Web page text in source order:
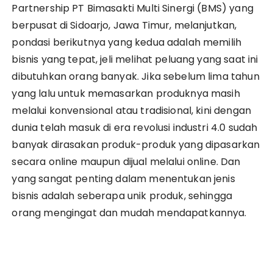
Partnership PT Bimasakti Multi Sinergi (BMS) yang
berpusat di Sidoarjo, Jawa Timur, melanjutkan,
pondasi berikutnya yang kedua adalah memilih
bisnis yang tepat, jeli melihat peluang yang saat ini
dibutuhkan orang banyak. Jika sebelum lima tahun
yang lalu untuk memasarkan produknya masih
melalui konvensional atau tradisional, kini dengan
dunia telah masuk di era revolusi industri 4.0 sudah
banyak dirasakan produk-produk yang dipasarkan
secara online maupun dijual melalui online. Dan
yang sangat penting dalam menentukan jenis
bisnis adalah seberapa unik produk, sehingga
orang mengingat dan mudah mendapatkannya.